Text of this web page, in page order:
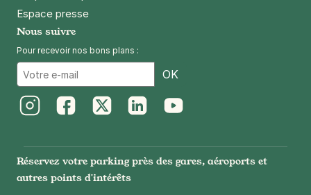
75011Paris
Réserver
Paris - Hôpital Saint-Louis -
Espace presse
Nous suivre
Pour recevoir nos bons plans :
OK
Réservez votre parking près des gares, aéroports et
autres points d'intérêts